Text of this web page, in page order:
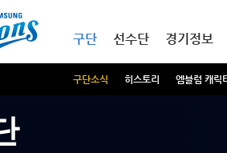
구단
구단소식 히스토리 엠블럼 캐릭
선수단 경기정보